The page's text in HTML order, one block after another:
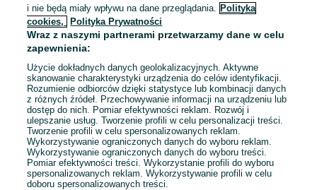
LUB
E-mail
Hasło
i nie będą miały wpływu na dane przeglądania.
Polityka
cookies,
Polityka Prywatności
Wraz z naszymi partnerami przetwarzamy dane w celu
zapewnienia:
Użycie dokładnych danych geolokalizacyjnych. Aktywne
skanowanie charakterystyki urządzenia do celów identyfikacji.
Rozumienie odbiorców dzięki statystyce lub kombinacji danych
z różnych źródeł. Przechowywanie informacji na urządzeniu lub
dostęp do nich. Pomiar efektywności reklam. Rozwój i
ulepszanie usług. Tworzenie profili w celu personalizacji treści.
Tworzenie profili w celu spersonalizowanych reklam.
Wykorzystywanie ograniczonych danych do wyboru reklam.
Wykorzystywanie ograniczonych danych do wyboru treści.
Pomiar efektywności treści. Wykorzystanie profili do wyboru
spersonalizowanych reklam. Wykorzystywanie profili w celu
doboru spersonalizowanych treści.